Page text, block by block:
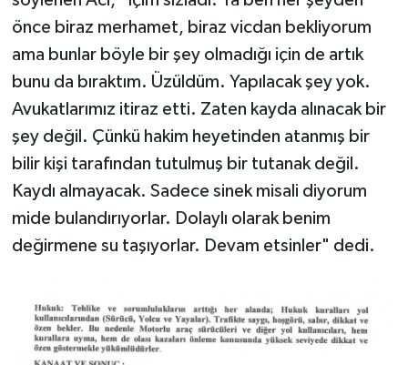
önce biraz merhamet, biraz vicdan bekliyorum
ama bunlar böyle bir şey olmadığı için de artık
bunu da bıraktım. Üzüldüm. Yapılacak şey yok.
Avukatlarımız itiraz etti. Zaten kayda alınacak bir
şey değil. Çünkü hakim heyetinden atanmış bir
bilir kişi tarafından tutulmuş bir tutanak değil.
Kaydı almayacak. Sadece sinek misali diyorum
mide bulandırıyorlar. Dolaylı olarak benim
değirmene su taşıyorlar. Devam etsinler" dedi.